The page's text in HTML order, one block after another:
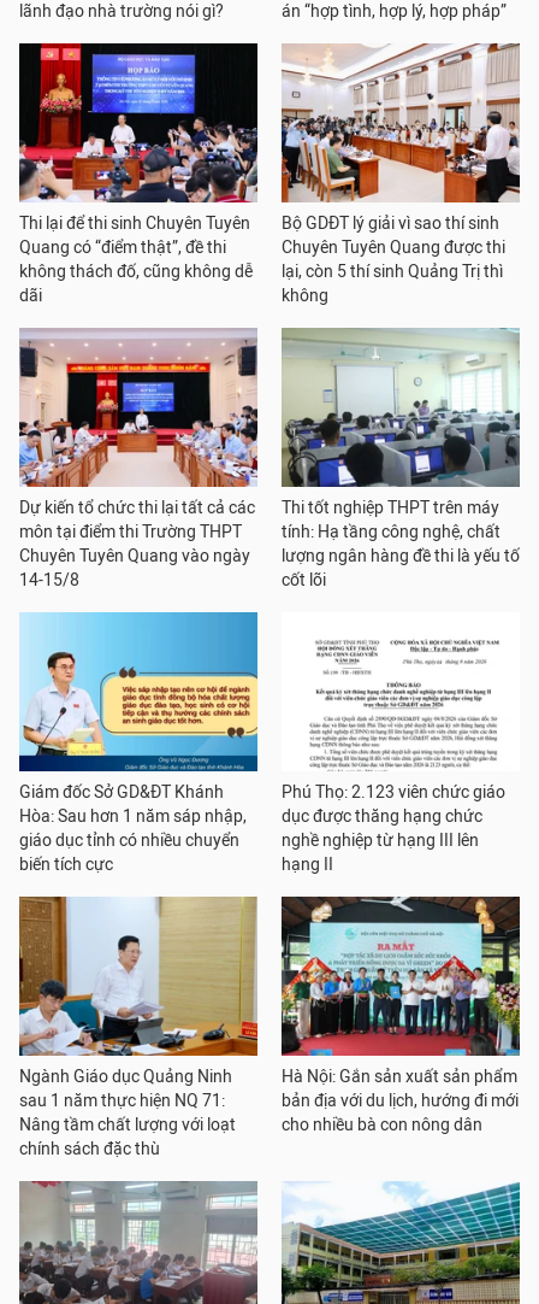
lãnh đạo nhà trường nói gì?
án “hợp tình, hợp lý, hợp pháp”
Thi lại để thi sinh Chuyên Tuyên
Quang có “điểm thật”, đề thi
không thách đố, cũng không dễ
dãi
Bộ GDĐT lý giải vì sao thí sinh
Chuyên Tuyên Quang được thi
lại, còn 5 thí sinh Quảng Trị thì
không
Dự kiến tổ chức thi lại tất cả các
môn tại điểm thi Trường THPT
Chuyên Tuyên Quang vào ngày
14-15/8
Thi tốt nghiệp THPT trên máy
tính: Hạ tầng công nghệ, chất
lượng ngân hàng đề thi là yếu tố
cốt lõi
Giám đốc Sở GD&ĐT Khánh
Hòa: Sau hơn 1 năm sáp nhập,
giáo dục tỉnh có nhiều chuyển
biến tích cực
Phú Thọ: 2.123 viên chức giáo
dục được thăng hạng chức
nghề nghiệp từ hạng III lên
hạng II
Ngành Giáo dục Quảng Ninh
sau 1 năm thực hiện NQ 71:
Nâng tầm chất lượng với loạt
chính sách đặc thù
Hà Nội: Gắn sản xuất sản phẩm
bản địa với du lịch, hướng đi mới
cho nhiều bà con nông dân